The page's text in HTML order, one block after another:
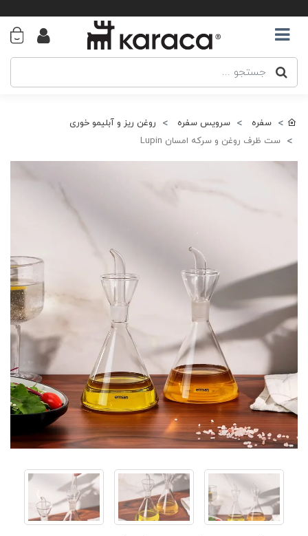
سفره سرویس سفره
روغن ریز و آبلیمو خوری
ست ظرف روغن و سرکه امسان Lupin